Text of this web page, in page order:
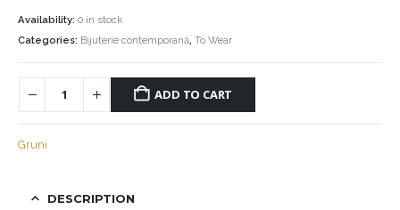
Availability: 0 in stock
Categories: Bijuterie contemporană, To Wear
ADD TO CART
Gruni
DESCRIPTION